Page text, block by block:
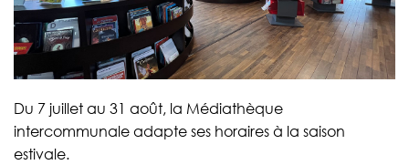
Du 7 juillet au 31 août, la Médiathèque
intercommunale adapte ses horaires à la saison
estivale.